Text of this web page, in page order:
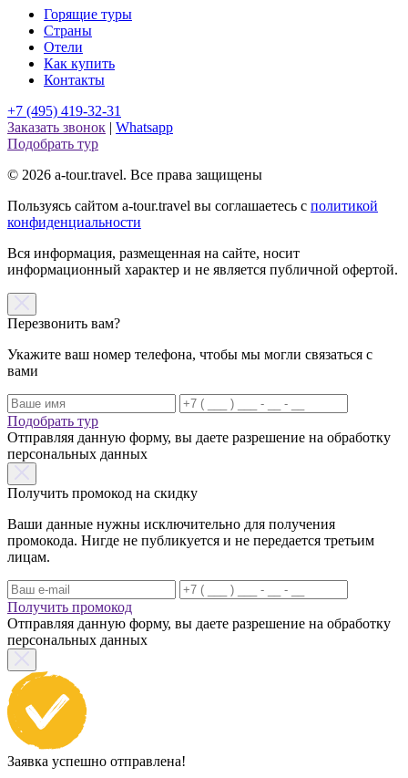
Горящие туры
Страны
Отели
Как купить
Контакты
+7 (495) 419-32-31
Заказать звонок | Whatsapp
Подобрать тур
© 2026 a-tour.travel. Все права защищены
Пользуясь сайтом a-tour.travel вы соглашаетесь с политикой
конфиденциальности
Вся информация, размещенная на сайте, носит
информационный характер и не является публичной офертой.
Перезвонить вам?
Укажите ваш номер телефона, чтобы мы могли связаться с
вами
Подобрать тур
Отправляя данную форму, вы даете разрешение на обработку
персональных данных
Получить промокод на скидку
Ваши данные нужны исключительно для получения
промокода. Нигде не публикуется и не передается третьим
лицам.
Получить промокод
Отправляя данную форму, вы даете разрешение на обработку
персональных данных
Заявка успешно отправлена!